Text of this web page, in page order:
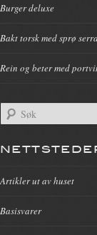
Burger deluxe
Bakt torsk med sprø
Rein og beter med
Artikler ut av huset
Basisvarer